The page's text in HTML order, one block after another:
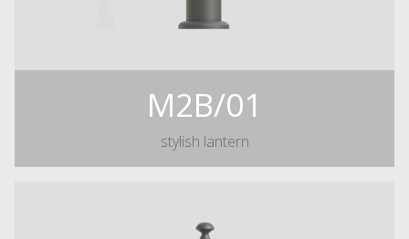
M2B/01
stylish lantern